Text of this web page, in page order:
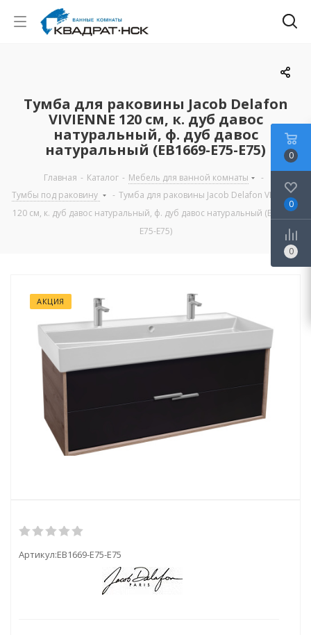
Тумба для раковины Jacob Delafon
VIVIENNE 120 см, к. дуб давос
натуральный, ф. дуб давос
натуральный (EB1669-E75-E75)
Главная - Каталог - Мебель для ванной комнаты
-
Тумбы под раковину
- Тумба для раковины Jacob Delafon VIVIENNE
120 см, к. дуб давос натуральный, ф. дуб давос натуральный (EB1669-
E75-E75)
АКЦИЯ
Артикул:EB1669-E75-E75
0
0
0